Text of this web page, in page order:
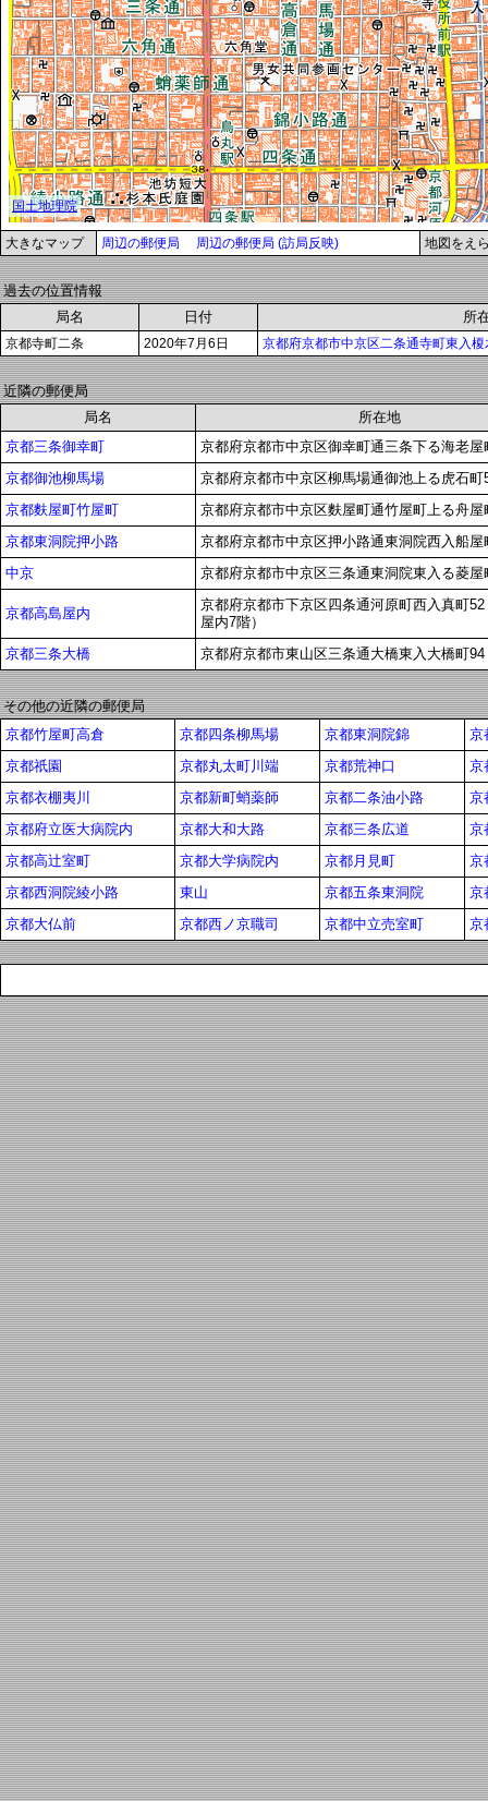
大きなマップ 周辺の郵便局 周辺の郵便局 (訪局反映) 地図をえ
過去の位置情報
局名
日付 所
京都寺町二条 2020年7月6日 京都府京都市中京区二条通寺町東入
近隣の郵便局
局名
所在地
京都三条御幸町
京都府京都市中京区御幸町通三条下る海老屋
京都御池柳馬場
京都府京都市中京区柳馬場通御池上る虎石町
京都麩屋町竹屋町
京都府京都市中京区麩屋町通竹屋町上る舟屋
京都東洞院押小路
京都府京都市中京区押小路通東洞院西入船屋
中京
京都府京都市中京区三条通東洞院東入る菱屋
京都高島屋内
京都府京都市下京区四条通河原町西入真町
屋内7階）
京都三条大橋
京都府京都市東山区三条通大橋東入大橋町94
その他の近隣の郵便局
京都竹屋町高倉
京都四条柳馬場 京都東洞院錦
京
京都祇園
京都丸太町川端 京都荒神口
京
京都衣棚夷川
京都新町蛸薬師 京都二条油小路
京
京都府立医大病院内
京都大和大路 京都三条広道
京
京都高辻室町
京都大学病院内 京都月見町
京
京都西洞院綾小路
東山 京都五条東洞院
京
京都大仏前
京都西ノ京職司 京都中立売室町 京